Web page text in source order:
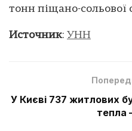
тонн піщано-сольової
Источник: УНН
У Києві 737 житлових
тепла